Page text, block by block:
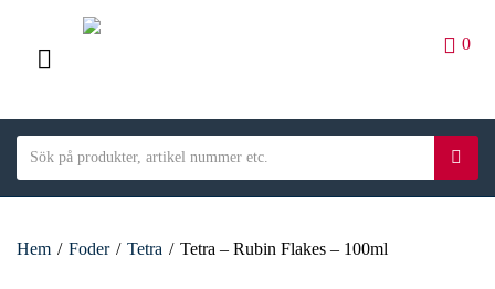
M
E
N
U
a
e
e
a
c
S
0
Hem / Foder / Tetra / Tetra – Rubin Flakes – 100ml